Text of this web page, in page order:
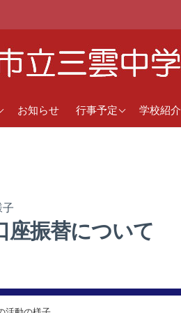
お知らせ 行事予定
直近の行事予定学校紹介
子
座振替について